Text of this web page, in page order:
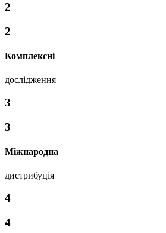
2
2
Комплексні
дослідження
3
3
Міжнародна
дистрибуція
4
4